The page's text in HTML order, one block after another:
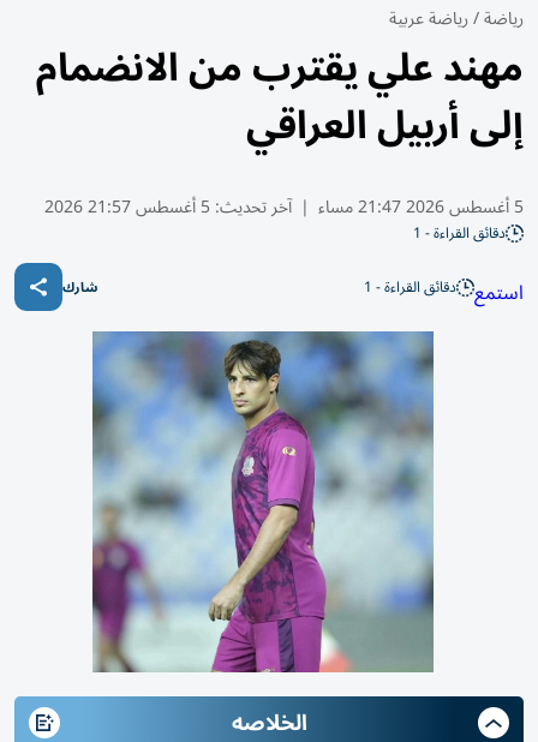
رياضة/رياضة عربية
مهند علي يقترب من الانضمام
إلى أربيل العراقي
5 أغسطس 2026 21:47 مساء | آخر تحديث:5 أغسطس 21:57 2026
دقائق القراءة - 1
استمع دقائق القراءة - 1 شارك
الخلاصه